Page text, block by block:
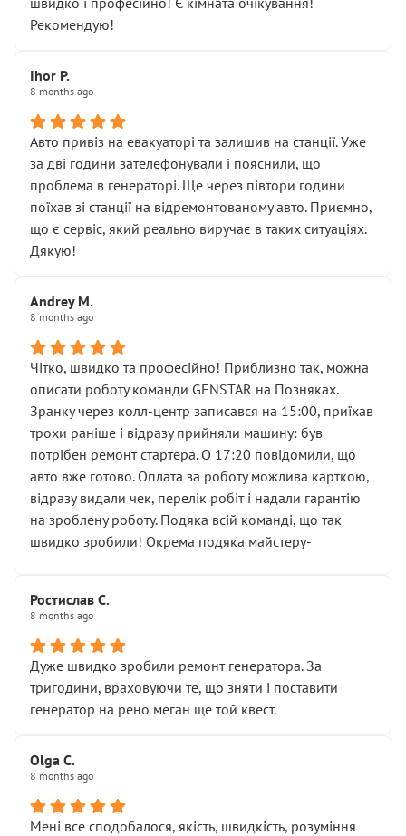
Але головне — я виїжджаю з боксу, і скрип у гальмах
залишився таким самим, як і був. Тобто оплачена
Далі ситуація тільки погіршилась:
• сказали, що тепер “потрібно знімати колеса”
• що біля авто стояти вже не можна
• почали озвучувати купу додаткових робіт без
чіткого пояснення
( ну все зняли та доробили) дякую!
Окремий момент, який виглядає абсурдно:
мені заявили, що бачок гальмівної рідини потрібно
міняти разом із головним гальмівним циліндром у
Для людини, яка хоча б трохи розуміється на техніці,
це звучить як мінімум непрофесійно, а як максимум —
спроба продати дорогий вузол замість елементарних
ущільнювачів.
Що прикро — це не перший мій візит. Раніше міняв у
вас стартер, і тоді сервіс наче справив хороше
враження. Але згодом знайшов декілька гайок під
лобовим склом. Мені пояснили, що це “старі гайки, які
відкручували”, і попросили не хвилюватися. ( надіюсь
новий власник, не застяг в полі))
Але після нинішнього візиту такі дрібниці вже не
здаються дрібницями.
Я — клієнт, який працює на довірі, і саме її цей сервіс
Хотілося б більше:
• належної уваги до авто
• прозорості в роботах і рахунках
• реальної діагностики, а не формального
“подивились і поїхав”
На жаль, складається враження, що сервіс працює не
Стосовно комунікації - все добре
Рекомендую!
Ihor P.
8 months ago
Авто привіз на евакуаторі та залишив на станції. Уже
за дві години зателефонували і пояснили, що
проблема в генераторі. Ще через півтори години
поїхав зі станції на відремонтованому авто. Приємно,
що є сервіс, який реально виручає в таких ситуаціях.
Дякую!
Andrey M.
8 months ago
Чітко, швидко та професійно! Приблизно так, можна
описати роботу команди GENSTAR на Позняках.
Зранку через колл-центр записався на 15:00, приїхав
трохи раніше і відразу прийняли машину: був
потрібен ремонт стартера. О 17:20 повідомили, що
авто вже готово. Оплата за роботу можлива карткою,
відразу видали чек, перелік робіт і надали гарантію
на зроблену роботу. Подяка всій команді, що так
швидко зробили! Окрема подяка майстеру-
приймальнику Олександру: всі чітко та по суті.
звертатися до цього автосервісу.
Ростислав С.
8 months ago
Дуже швидко зробили ремонт генератора. За
тригодини, враховуючи те, що зняти і поставити
генератор на рено меган ще той квест.
Olga С.
8 months ago
Мені все сподобалося, якість, швидкість, розуміння